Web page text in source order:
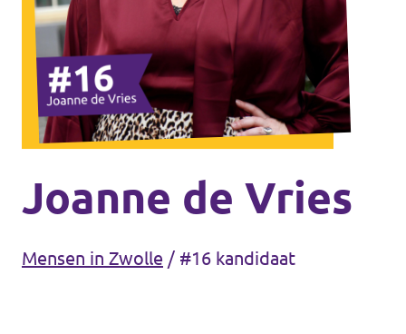
Agenda
Gemeenteraadsverkiezingen 2026
Doneer
Joanne de Vries
Mensen in Zwolle / #16 kandidaat